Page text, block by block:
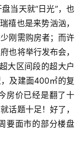
当天就“日光”，也
禧也是来势汹汹，
刚需购房者；而许
也将举行发布会，
大区间段的超大户
及建面400㎡的复
房价已经是翻了十
话题十足！好了，
要面市的部分楼盘